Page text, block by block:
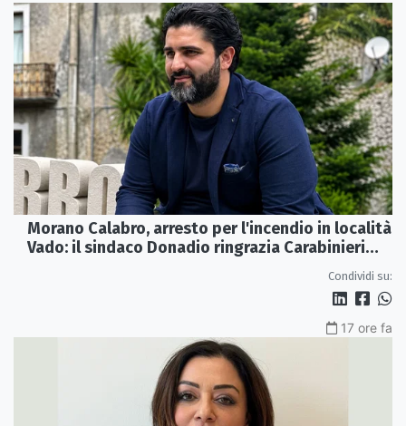
Morano Calabro, arresto per l'incendio in località
Vado: il sindaco Donadio ringrazia Carabinieri
Condividi su:
17 ore fa